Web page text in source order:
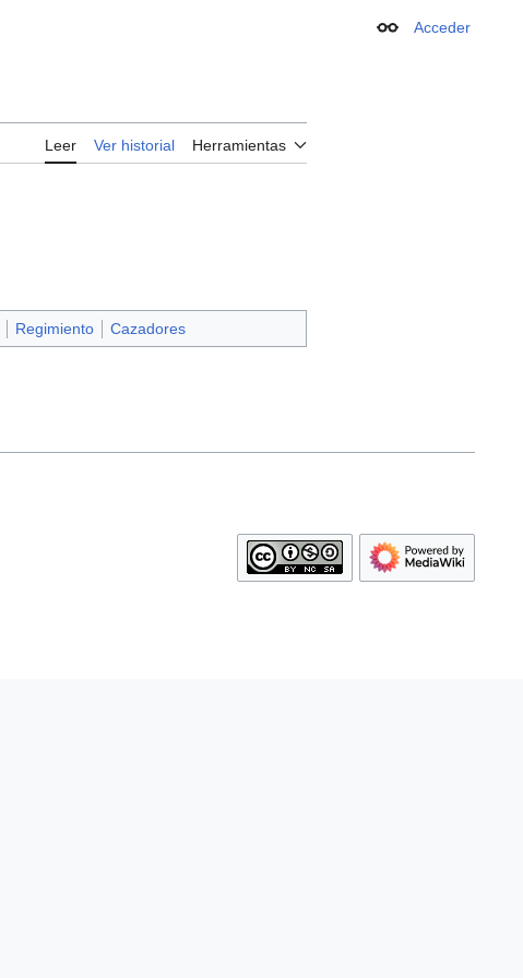
Apariencia
Acceder
Leer Ver historial Herramientas
Regimiento Cazadores